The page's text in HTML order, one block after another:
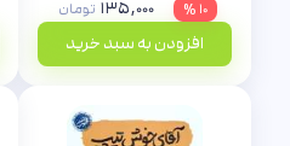
۱۰ %
۱۳۵,۰۰۰ تومان
افزودن به سبد خرید